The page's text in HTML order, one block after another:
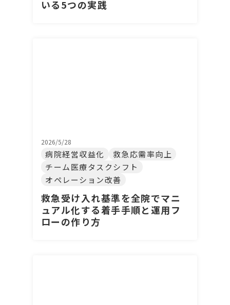
いる5つの実践
2026/5/28
病院経営収益化
救急応需率向上
チーム医療タスクシフト
オペレーション改善
救急受け入れ基準を全院でマニ
ュアル化する着手手順と運用フ
ローの作り方